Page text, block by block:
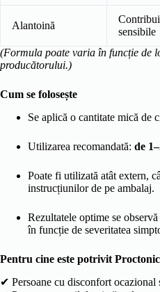
Alantoină
sensibile
(Formula poate varia în funcție de
producătorului.)
Cum se folosește
Se aplică o cantitate mică de
Utilizarea recomandată: de
Poate fi utilizată atât extern,
instrucțiunilor de pe ambalaj.
Rezultatele optime se observă
în funcție de severitatea
Pentru cine este potrivit Proctonic
✔ Persoane cu disconfort ocazional